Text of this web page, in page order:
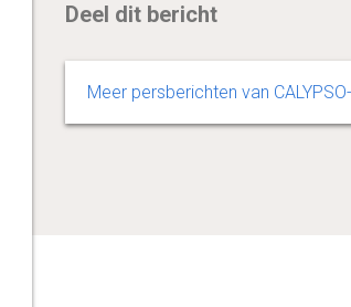
Deel dit bericht
Meer persberichten van